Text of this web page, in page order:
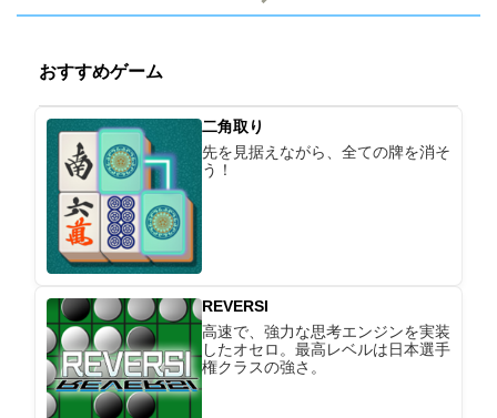
おすすめゲーム
二角取り
先を見据えながら、全ての牌を消そ
う！
REVERSI
高速で、強力な思考エンジンを実装
したオセロ。最高レベルは日本選手
権クラスの強さ。